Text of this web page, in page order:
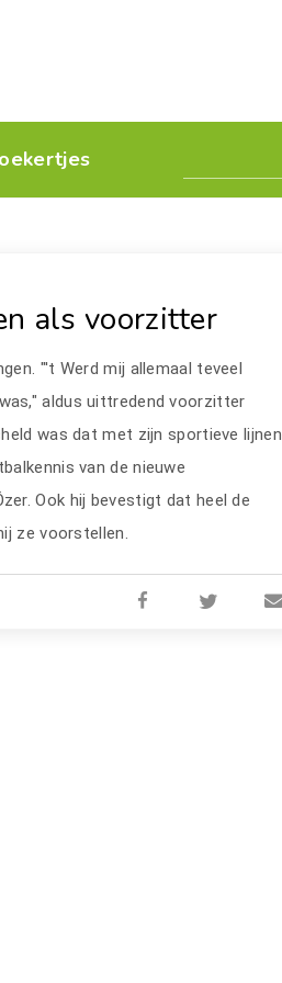
als voorzitter
"'t Werd mij allemaal teveel
aldus uittredend voorzitter
was dat met zijn sportieve lijnen
van de nieuwe
Ook hij bevestigt dat heel de
ze voorstellen.